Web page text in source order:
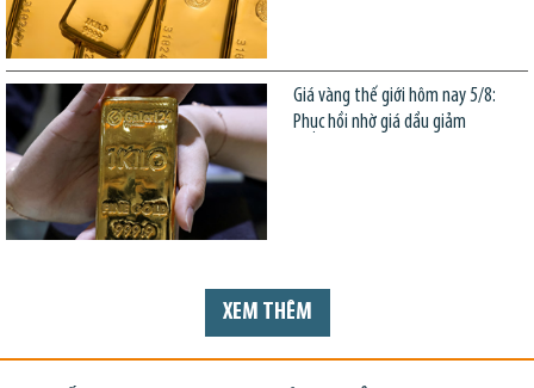
Giá vàng thế giới hôm nay 5/8:
Phục hồi nhờ giá dầu giảm
XEM THÊM